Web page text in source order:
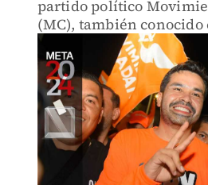
partido político
(MC), también conocido
“partido naranja”.